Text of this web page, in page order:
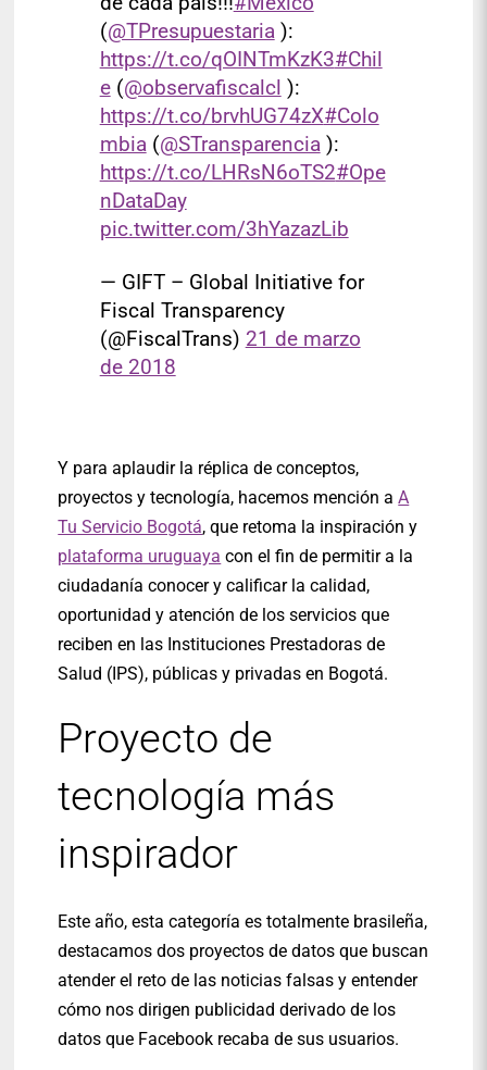
(@TPresupuestaria):
https://t.co/qOINTmKzK3#Chil
e(@observafiscalcl ):
https://t.co/brvhUG74zX#Colo
mbia(@STransparencia):
https://t.co/LHRsN6oTS2#Ope
nDataDay
pic.twitter.com/3hYazazLib
— GIFT – Global Initiative for
Fiscal Transparency
(@FiscalTrans) 21 de marzo
de 2018
Y para aplaudir la réplica de conceptos,
proyectos y tecnología, hacemos mención aA
Tu Servicio Bogotá, que retoma la inspiración y
plataforma uruguaya con el fin de permitir a la
ciudadanía conocer y calificar la calidad,
oportunidad y atención de los servicios que
reciben en las Instituciones Prestadoras de
Salud (IPS), públicas y privadas en Bogotá.
Proyecto de
tecnología más
inspirador
Este año, esta categoría es totalmente brasileña,
destacamos dos proyectos de datos que buscan
atender el reto de las noticias falsas y entender
cómo nos dirigen publicidad derivado de los
datos que Facebook recaba de sus usuarios.